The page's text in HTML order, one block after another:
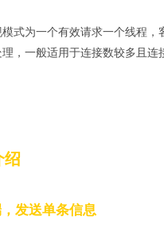
式为一个有效请求一个线程
，一般适用于连接数较多且连
绍
发送单条信息